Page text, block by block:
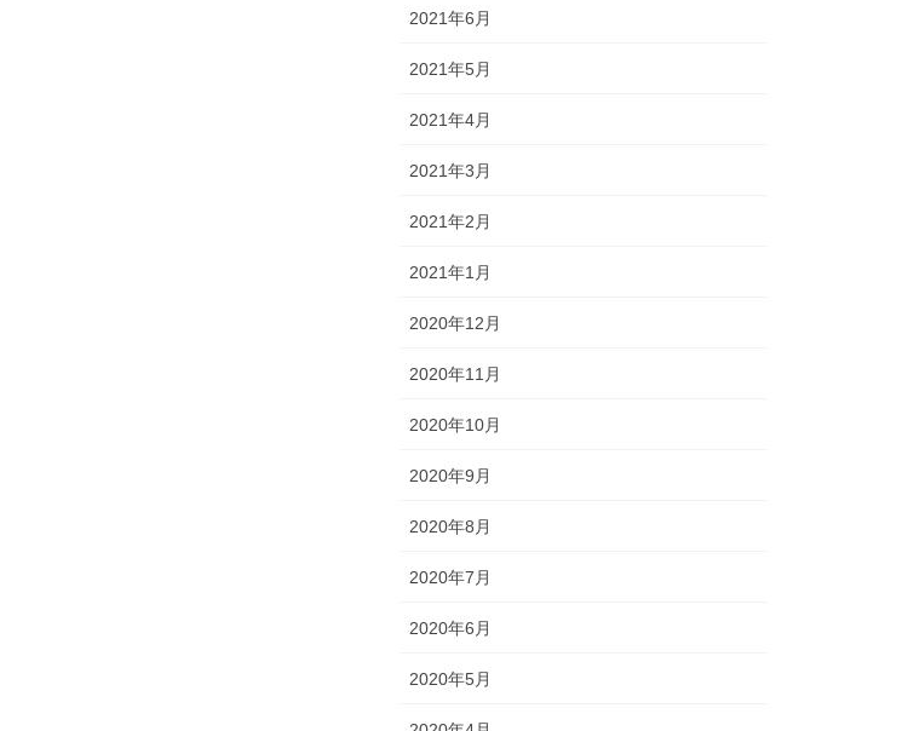
2021年6月
2021年5月
2021年4月
2021年3月
2021年2月
2021年1月
2020年12月
2020年11月
2020年10月
2020年9月
2020年8月
2020年7月
2020年6月
2020年5月